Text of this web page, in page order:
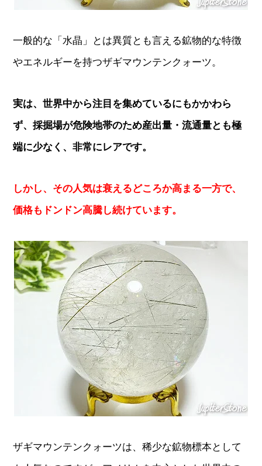
一般的な「水晶」とは異質とも言える鉱物的な特徴
やエネルギーを持つザギマウンテンクォーツ。
実は、世界中から注目を集めているにもかかわら
ず、採掘場が危険地帯のため産出量・流通量とも極
端に少なく、非常にレアです。
しかし、その人気は衰えるどころか高まる一方で、
価格もドンドン高騰し続けています。
ザギマウンテンクォーツは、稀少な鉱物標本として